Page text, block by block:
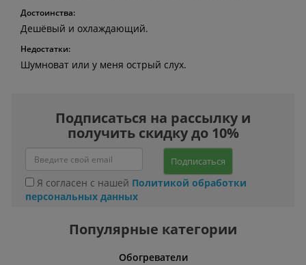
Достоинства:
Дешёвый и охлаждающий.
Недостатки:
Шумноват или у меня острый слух.
Подписаться на рассылку и
получить скидку до 10%
Подписаться
Я согласен с нашей Политикой обработки
персональных данных
Популярные категории
Обогреватели